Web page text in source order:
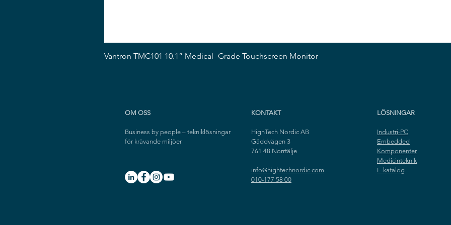
Snabbvisning
Vantron TMC101 10.1” Medical- Grade Touchscreen Monitor
OM OSS
Business by people – tekniklösningar
för krävande miljöer
KONTAKT
HighTech Nordic AB
Gäddvägen 3
761 48 Norrtälje
info@hightechnordic.com
010-177 58 00
LÖSNINGAR
Industri-PC
Embedded
Komponenter
Medicinteknik
E-katalog